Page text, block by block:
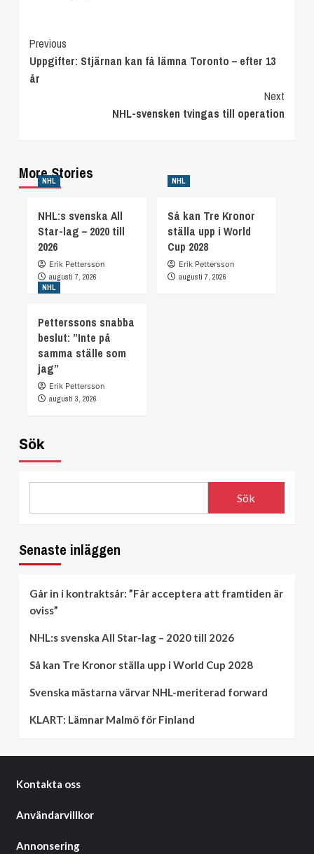
Continue
Reading
Previous
Uppgifter: Stjärnan kan få lämna Toronto – efter 13
år
Next
NHL-svensken tvingas till operation
More Stories
NHL
NHL:s svenska All
Star-lag – 2020 till
2026
Erik Pettersson
augusti 7, 2026
NHL
Så kan Tre Kronor
ställa upp i World
Cup 2028
Erik Pettersson
augusti 7, 2026
NHL
Petterssons snabba
beslut: ”Inte på
samma ställe som
jag”
Erik Pettersson
augusti 3, 2026
Sök
Sök
Senaste inläggen
Går in i kontraktsår: ”Får acceptera att framtiden är
oviss”
NHL:s svenska All Star-lag – 2020 till 2026
Så kan Tre Kronor ställa upp i World Cup 2028
Svenska mästarna värvar NHL-meriterad forward
KLART: Lämnar Malmö för Finland
Kontakta oss
Användarvillkor
Annonsering